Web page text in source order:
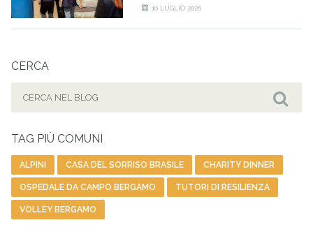
10 LUGLIO 2026
CERCA
TAG PIÙ COMUNI
ALPINI CASA DEL SORRISO BRASILE CHARITY DINNER
OSPEDALE DA CAMPO BERGAMO TUTORI DI RESILIENZA
VOLLEY BERGAMO